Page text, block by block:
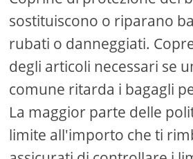
sostituiscono o riparano
rubati o danneggiati.
degli articoli necessari se
comune ritarda i bagagli
La maggior parte delle
limite all'importo che ti